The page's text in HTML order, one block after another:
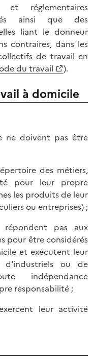
et réglementaires
ainsi que des
liant le donneur
contraires, dans les
de travail en
du travail ).
à domicile
ne doivent pas être
des métiers,
pour leur propre
les produits de leur
ou entreprises) ;
pas aux
pour être considérés
et exécutent leur
ou de
indépendance
responsabilité ;
leur activité